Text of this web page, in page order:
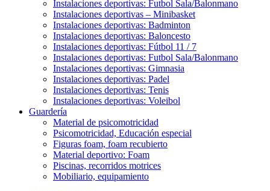
Instalaciones deportivas: Futbol Sala/Balonmano
Instalaciones deportivas – Minibasket
Instalaciones deportivas: Badminton
Instalaciones deportivas: Baloncesto
Instalaciones deportivas: Fútbol 11 / 7
Instalaciones deportivas: Futbol Sala/Balonmano
Instalaciones deportivas: Gimnasia
Instalaciones deportivas: Padel
Instalaciones deportivas: Tenis
Instalaciones deportivas: Voleibol
Guardería
Material de psicomotricidad
Psicomotricidad, Educación especial
Figuras foam, foam recubierto
Material deportivo: Foam
Piscinas, recorridos motrices
Mobiliario, equipamiento